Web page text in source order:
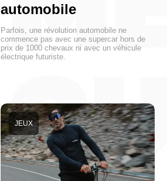
automobile
Parfois, une révolution automobile ne
commence pas avec une supercar hors de
prix de 1000 chevaux ni avec un véhicule
électrique futuriste.
JEUX